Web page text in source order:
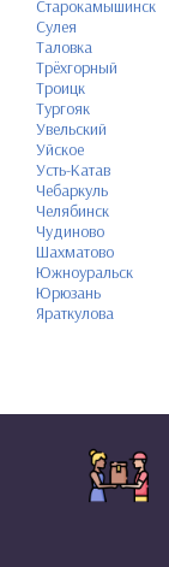
Старокамышинск
Сулея
Таловка
Трёхгорный
Троицк
Тургояк
Увельский
Уйское
Усть-Катав
Чебаркуль
Челябинск
Чудиново
Шахматово
Южноуральск
Юрюзань
Яраткулова